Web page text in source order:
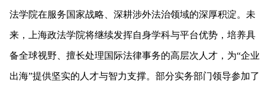
法学院在服务国家战略、深耕涉外法治领域的深厚积淀。未
来，上海政法学院将继续发挥自身学科与平台优势，培养具
备全球视野、擅长处理国际法律事务的高层次人才，为“企业
出海”提供坚实的人才与智力支撑。部分实务部门领导参加了